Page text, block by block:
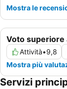
Voto superiore
Attività•9,8
Mostra più
Mostra le
Servizi